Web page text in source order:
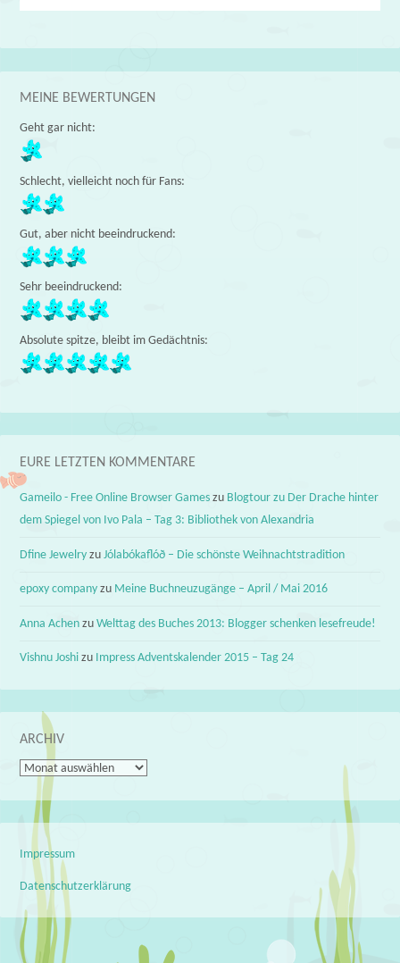
MEINE BEWERTUNGEN
Geht gar nicht:
Schlecht, vielleicht noch für Fans:
Gut, aber nicht beeindruckend:
Sehr beeindruckend:
Absolute spitze, bleibt im Gedächtnis:
EURE LETZTEN KOMMENTARE
Gameilo - Free Online Browser Games zu Blogtour zu Der Drache hinter
dem Spiegel von Ivo Pala – Tag 3: Bibliothek von Alexandria
Dfine Jewelry zuJólabókaflóð – Die schönste Weihnachtstradition
epoxy company zu Meine Buchneuzugänge – April / Mai 2016
Anna Achen zuWelttag des Buches 2013: Blogger schenken lesefreude!
Vishnu Joshi zu Impress Adventskalender 2015 – Tag 24
ARCHIV
Archiv
Impressum
Datenschutzerklärung